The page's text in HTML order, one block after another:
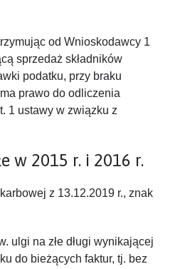
od Wnioskodawcy 1
sprzedaż składników
podatku, przy braku
prawo do odliczenia
1 ustawy w związku z
w 2015 r. i 2016 r.
z 13.12.2019 r., znak
ulgi na złe długi wynikającej
do bieżących faktur, tj. bez